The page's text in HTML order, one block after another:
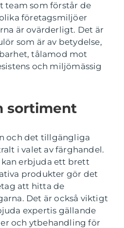
team som förstår de
företagsmiljöer
är ovärderligt. Det är
som är av betydelse,
tålamod mot
och miljömässig
sortiment
och det tillgängliga
i valet av färghandel.
kan erbjuda ett brett
produkter gör det
att hitta de
Det är också viktigt
expertis gällande
och ytbehandling för